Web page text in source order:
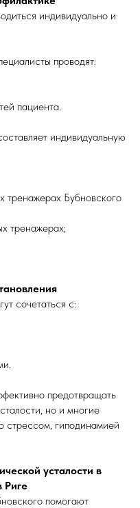
индивидуально и
проводят:
пациента.
индивидуальную
тренажерах Бубновского
тренажерах;
сочетаться с:
предотвращать
но и многие
стрессом, гиподинамией
усталости в
Риге
помогают